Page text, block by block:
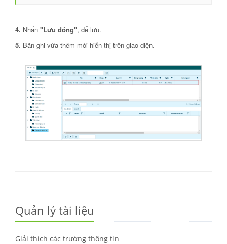
4. Nhấn "Lưu đóng", để lưu.
5. Bản ghi vừa thêm mới hiển thị trên giao diện.
Quản lý tài liệu
Giải thích các trường thông tin